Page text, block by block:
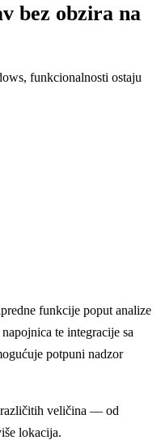
bez obzira na
funkcionalnosti ostaju
funkcije poput analize
te integracije sa
potpuni nadzor
različitih veličina — od
lokacija.